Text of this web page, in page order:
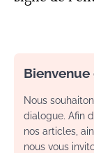
Bienvenue
Nous
dialogue. Afin
nos articles,
nous vous